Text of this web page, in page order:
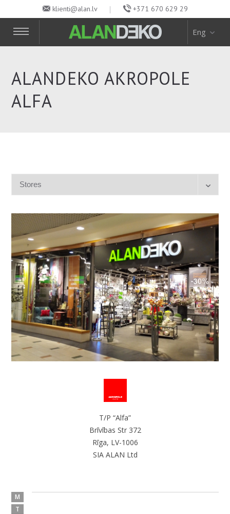
klienti@alan.lv +371 670 629 29
Eng
ALANDEKO AKROPOLE
ALFA
T/P “Alfa”
Brīvības Str 372
Rīga, LV-1006
SIA ALAN Ltd
M
T